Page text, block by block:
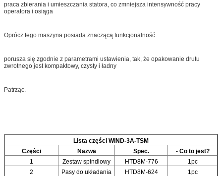
praca zbierania i umieszczania statora, co zmniejsza intensywność pracy
operatora i osiąga
Oprócz tego maszyna posiada znaczącą funkcjonalność.
porusza się zgodnie z parametrami ustawienia, tak, że opakowanie drutu
zwrotnego jest kompaktowy, czysty i ładny
Patrząc.
Lista części WIND-3A-TSM
Części
Nazwa Spec.
- Co to jest?
1
Zestaw spindlowy HTD8M-776
1pc
2
Pasy do układania HTD8M-624
1pc